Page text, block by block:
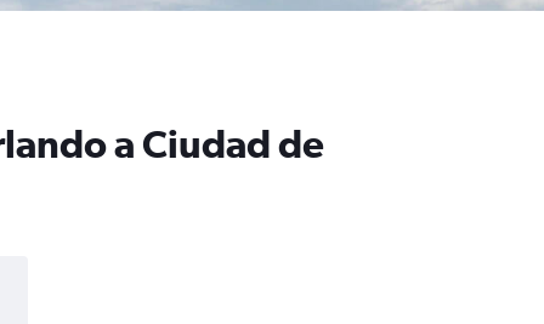
a Ciudad de